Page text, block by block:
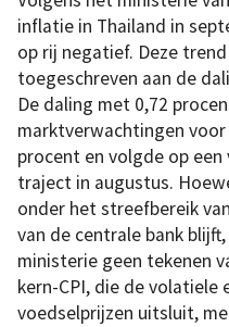
inflatie in Thailand in
op rij negatief. Deze
toegeschreven aan de
De daling met 0,72
marktverwachtingen
procent en volgde op
traject in augustus.
onder het streefbereik
van de centrale bank
ministerie geen tekenen
kern-CPI, die de volatiele
voedselprijzen uitsluit,